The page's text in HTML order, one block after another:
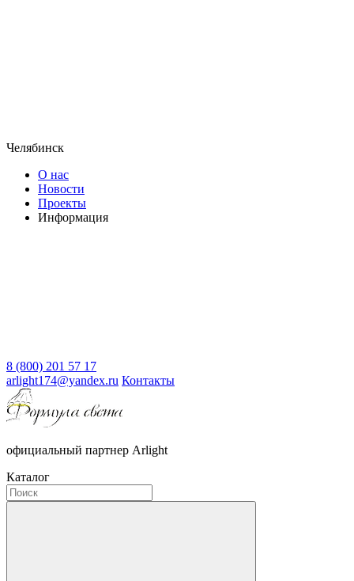
Челябинск
О нас
Новости
Проекты
Информация
8 (800) 201 57 17
arlight174@yandex.ru Контакты
официальный партнер Arlight
Каталог